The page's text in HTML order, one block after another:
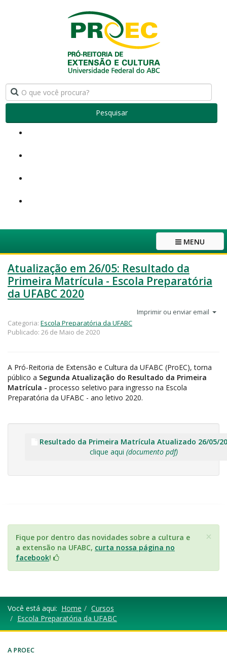
Pesquisar
MENU
Atualização em 26/05: Resultado da
Primeira Matrícula - Escola Preparatória
da UFABC 2020
Imprimir ou enviar email
Categoria: Escola Preparatória da UFABC
Publicado: 26 de Maio de 2020
A Pró-Reitoria de Extensão e Cultura da UFABC (ProEC), torna
público a Segunda Atualização do Resultado da Primeira
Matrícula - processo seletivo para ingresso na Escola
Preparatória da UFABC - ano letivo 2020.
Resultado da Primeira Matrícula Atualizado 26/05/
clique aqui (documento pdf)
×
Fique por dentro das novidades sobre a cultura e
a extensão na UFABC, curta nossa página no
facebook!
Você está aqui: Home
Cursos
Escola Preparatória da UFABC
A PROEC